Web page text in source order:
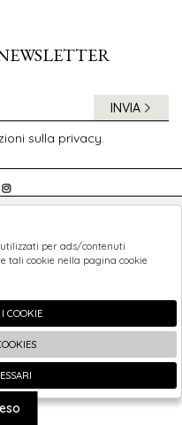
sulla privacy.
INVIA
per ads/contenuti
tali cookie nella pagina cookie
COOKIE